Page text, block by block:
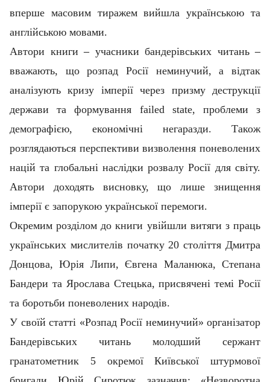
вперше масовим тиражем вийшла українською та
англійською мовами.
Автори книги–учасники бандерівських читань–
вважають, що розпад Росії неминучий, а відтак
аналізують кризу імперії через призму деструкції
держави та формування failed state, проблеми з
демографією, економічні негаразди. Також
розглядаються перспективи визволення поневолених
націй та глобальні наслідки розвалу Росії для світу.
Автори доходять висновку, що лише знищення
імперії є запорукою української перемоги.
Окремим розділом до книги увійшли витяги з праць
українських мислителів початку 20 століття Дмитра
Донцова, Юрія Липи, Євгена Маланюка, Степана
Бандери та Ярослава Стецька, присвячені темі Росії
та боротьби поневолених народів.
У своїй статті «Розпад Росії неминучий» організатор
Бандерівських читань молодший сержант
гранатометник 5 окремої Київської штурмової